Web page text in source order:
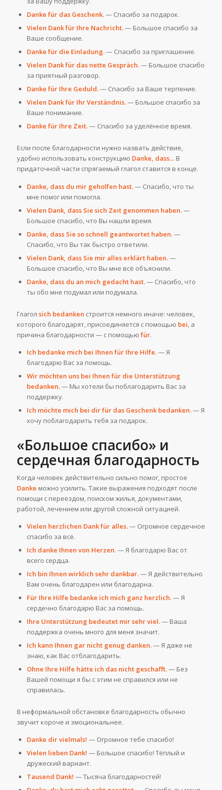
Danke für das Geschenk.— Спасибо за подарок.
Vielen Dank für Ihre Nachricht.— Большое спасибо за
Ваше сообщение.
Danke für die Einladung.— Спасибо за приглашение.
Vielen Dank für das nette Gespräch.— Большое спасибо
за приятный разговор.
Danke für Ihre Geduld.— Спасибо за Ваше терпение.
Vielen Dank für Ihr Verständnis.— Большое спасибо за
Ваше понимание.
Danke für Ihre Zeit.— Спасибо за уделённое время.
Если после благодарности нужно назвать действие,
удобно использовать конструкцию Danke, dass…В
придаточной части спрягаемый глагол ставится в конце.
Danke, dass du mir geholfen hast.— Спасибо, что ты
мне помог или помогла.
Vielen Dank, dass Sie sich Zeit genommen haben.—
Большое спасибо, что Вы нашли время.
Danke, dass Sie so schnell geantwortet haben.—
Спасибо, что Вы так быстро ответили.
Vielen Dank, dass Sie mir alles erklärt haben.—
Большое спасибо, что Вы мне всё объяснили.
Danke, dass du an mich gedacht hast.— Спасибо, что
ты обо мне подумал или подумала.
Глагол sich bedanken строится немного иначе: человек,
которого благодарят, присоединяется с помощью bei , а
причина благодарности — с помощью für.
Ich bedanke mich bei Ihnen für Ihre Hilfe.— Я
благодарю Вас за помощь.
Wir möchten uns bei Ihnen für die Unterstützung
bedanken.— Мы хотели бы поблагодарить Вас за
поддержку.
Ich möchte mich bei dir für das Geschenk bedanken.— Я
хочу поблагодарить тебя за подарок.
«Большое спасибо» и
сердечная благодарность
Когда человек действительно сильно помог, простое
Danke можно усилить. Такие выражения подходят после
помощи с переездом, поиском жилья, документами,
работой, лечением или другой сложной ситуацией.
Vielen herzlichen Dank für alles.— Огромное сердечное
спасибо за всё.
Ich danke Ihnen von Herzen.— Я благодарю Вас от
всего сердца.
Ich bin Ihnen wirklich sehr dankbar.— Я действительно
Вам очень благодарен или благодарна.
Für Ihre Hilfe bedanke ich mich ganz herzlich.— Я
сердечно благодарю Вас за помощь.
Ihre Unterstützung bedeutet mir sehr viel.— Ваша
поддержка очень много для меня значит.
Ich kann Ihnen gar nicht genug danken.— Я даже не
знаю, как Вас отблагодарить.
Ohne Ihre Hilfe hätte ich das nicht geschafft.— Без
Вашей помощи я бы с этим не справился или не
справилась.
В неформальной обстановке благодарность обычно
звучит короче и эмоциональнее.
Danke dir vielmals! — Огромное тебе спасибо!
Vielen lieben Dank! — Большое спасибо! Тёплый и
дружеский вариант.
Tausend Dank! — Тысяча благодарностей!